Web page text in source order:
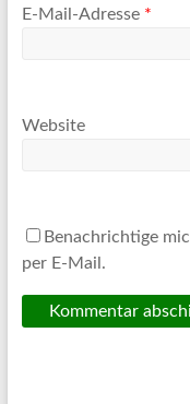
E-Mail-Adresse *
Website
Benachrichtige
per E-Mail.